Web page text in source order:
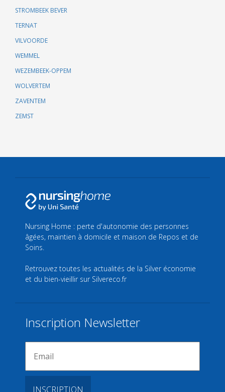
STROMBEEK BEVER
TERNAT
VILVOORDE
WEMMEL
WEZEMBEEK-OPPEM
WOLVERTEM
ZAVENTEM
ZEMST
Nursing Home : perte d'autonomie des personnes
âgées, maintien à domicile et maison de Repos et de
Soins.
Retrouvez toutes les actualités de la Silver économie
et du bien-vieillir sur Silvereco.fr
Inscription Newsletter